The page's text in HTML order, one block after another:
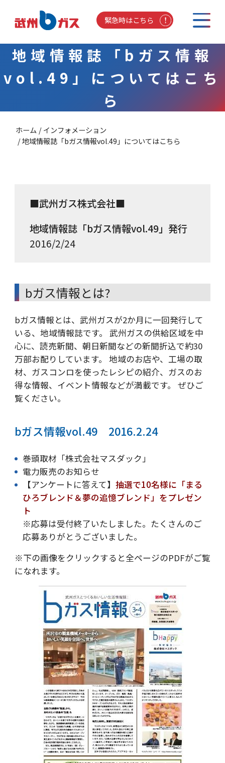
緊急時はこちら
地域情報誌「bガス情報
vol.49」についてはこち
ら
ホーム
インフォメーション
地域情報誌「bガス情報vol.49」についてはこちら
■武州ガス株式会社■
地域情報誌「bガス情報vol.49」発行
2016/2/24
bガス情報とは?
bガス情報とは、武州ガスが2か月に一回発行して
いる、地域情報誌です。 武州ガスの供給区域を中
心に、読売新聞、朝日新聞などの新聞折込で約30
万部お配りしています。 地域のお店や、工場の取
材、ガスコンロを使ったレシピの紹介、ガスのお
得な情報、イベント情報などが満載です。 ぜひご
覧ください。
bガス情報vol.49 2016.2.24
巻頭取材「株式会社マスダック」
電力販売のお知らせ
【アンケートに答えて】抽選で10名様に「まる
ひろブレンド＆夢の追憶ブレンド」をプレゼン
ト
※応募は受付終了いたしました。たくさんのご
応募ありがとうございました。
※下の画像をクリックすると全ページのPDFがご覧
になれます。